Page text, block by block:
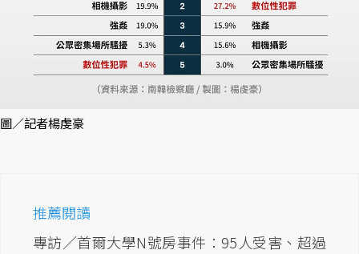
圖／記者楊虔豪
推薦閱讀
專訪／首爾大學N號房事件：95人受害、超過